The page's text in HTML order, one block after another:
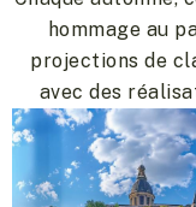
hommage au
projections de
avec des